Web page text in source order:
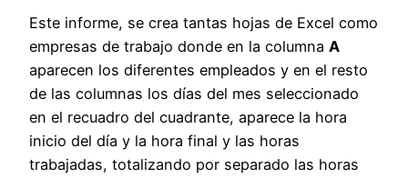
Este informe, se crea tantas hojas de Excel como
empresas de trabajo donde en la columna A
aparecen los diferentes empleados y en el resto
de las columnas los días del mes seleccionado
en el recuadro del cuadrante, aparece la hora
inicio del día y la hora final y las horas
trabajadas, totalizando por separado las horas